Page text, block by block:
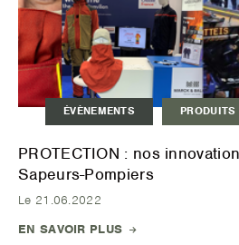
ÉVÈNEMENTS
PROTECTION : nos
Sapeurs-Pompiers
Le 21.06.2022
EN SAVOIR PLUS